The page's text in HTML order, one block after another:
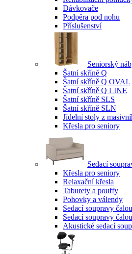
Dávkovače
Podpěra pod nohu
Příslušenství
Seniorský
Šatní skříně Q
Šatní skříně Q OVAL
Šatní skříně Q LINE
Šatní skříně SLS
Šatní skříně SLN
Jídelní stoly z
Křesla pro seniory
Sedací
Křesla pro seniory
Relaxační křesla
Taburety a pouffy
Pohovky a válendy
Sedací soupravy
Sedací soupravy
Akustické sedací